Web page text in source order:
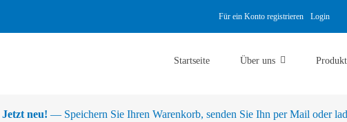
Für ein Konto registrieren Login
Startseite Über uns
Jetzt neu! — Speichern Sie Ihren Warenkorb, senden Sie Ihn per Mail oder